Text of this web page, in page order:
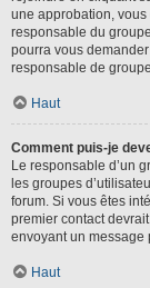
une approbation,
responsable du
pourra vous
responsable de
Haut
Comment puis-je
Le responsable d’un
les groupes
forum. Si vous êtes
premier contact
envoyant un message
Haut